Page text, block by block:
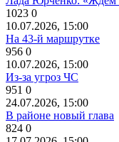
1023 0
10.07.2026, 15:00
На 43-й маршрутке
956 0
10.07.2026, 15:00
Из-за угроз ЧС
951 0
24.07.2026, 15:00
В районе новый глава
824 0